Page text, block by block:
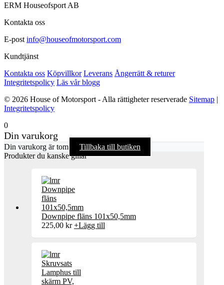
ERM Houseofsport AB
Kontakta oss
E-post info@houseofmotorsport.com
Kundtjänst
Kontakta oss Köpvillkor Leverans Ångerrätt & returer
Integritetspolicy Läs vår blogg
© 2026 House of Motorsport - Alla rättigheter reserverade Sitemap |
Integritetspolicy
0
Din varukorg
Din varukorg är tom
Tillbaka till butiken
Produkter du kanske gillar
Downpipe fläns 101x50,5mm
225,00 kr +Lägg till